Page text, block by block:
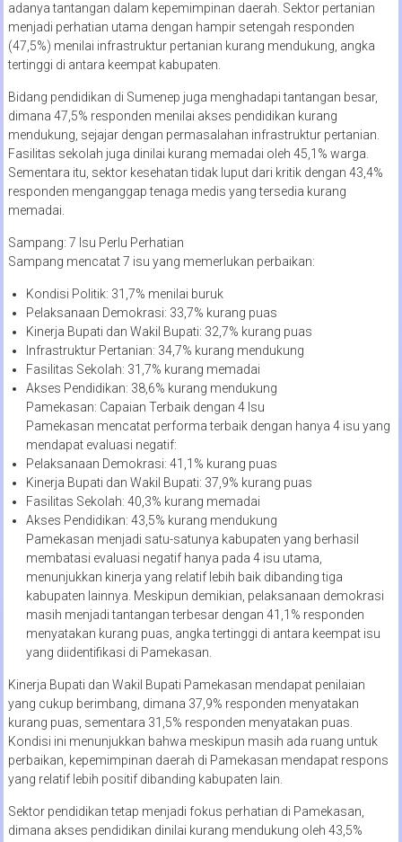
adanya tantangan dalam kepemimpinan daerah. Sektor pertanian
menjadi perhatian utama dengan hampir setengah responden
(47,5%) menilai infrastruktur pertanian kurang mendukung, angka
tertinggi di antara keempat kabupaten.
Bidang pendidikan di Sumenep juga menghadapi tantangan besar,
dimana 47,5% responden menilai akses pendidikan kurang
mendukung, sejajar dengan permasalahan infrastruktur pertanian.
Fasilitas sekolah juga dinilai kurang memadai oleh 45,1% warga.
Sementara itu, sektor kesehatan tidak luput dari kritik dengan 43,4%
responden menganggap tenaga medis yang tersedia kurang
memadai.
Sampang: 7 Isu Perlu Perhatian
Sampang mencatat 7 isu yang memerlukan perbaikan:
Kondisi Politik: 31,7% menilai buruk
Pelaksanaan Demokrasi: 33,7% kurang puas
Kinerja Bupati dan Wakil Bupati: 32,7% kurang puas
Infrastruktur Pertanian: 34,7% kurang mendukung
Fasilitas Sekolah: 31,7% kurang memadai
Akses Pendidikan: 38,6% kurang mendukung
Pamekasan: Capaian Terbaik dengan 4 Isu
Pamekasan mencatat performa terbaik dengan hanya 4 isu yang
mendapat evaluasi negatif:
Pelaksanaan Demokrasi: 41,1% kurang puas
Kinerja Bupati dan Wakil Bupati: 37,9% kurang puas
Fasilitas Sekolah: 40,3% kurang memadai
Akses Pendidikan: 43,5% kurang mendukung
Pamekasan menjadi satu-satunya kabupaten yang berhasil
membatasi evaluasi negatif hanya pada 4 isu utama,
menunjukkan kinerja yang relatif lebih baik dibanding tiga
kabupaten lainnya. Meskipun demikian, pelaksanaan demokrasi
masih menjadi tantangan terbesar dengan 41,1% responden
menyatakan kurang puas, angka tertinggi di antara keempat isu
yang diidentifikasi di Pamekasan.
Kinerja Bupati dan Wakil Bupati Pamekasan mendapat penilaian
yang cukup berimbang, dimana 37,9% responden menyatakan
kurang puas, sementara 31,5% responden menyatakan puas.
Kondisi ini menunjukkan bahwa meskipun masih ada ruang untuk
perbaikan, kepemimpinan daerah di Pamekasan mendapat respons
yang relatif lebih positif dibanding kabupaten lain.
Sektor pendidikan tetap menjadi fokus perhatian di Pamekasan,
dimana akses pendidikan dinilai kurang mendukung oleh 43,5%